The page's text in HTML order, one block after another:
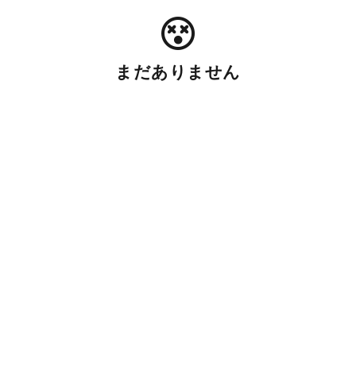
まだありません